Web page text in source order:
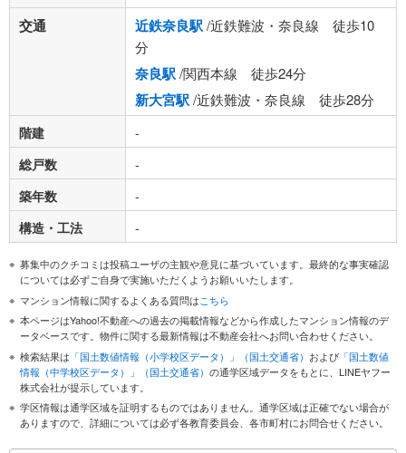
交通 近鉄奈良駅/近鉄難波・奈良線 徒歩10
分
奈良駅/関西本線 徒歩24分
新大宮駅/近鉄難波・奈良線 徒歩28分
階建
-
総戸数
-
築年数
-
構造・工法
-
募集中のクチコミは投稿ユーザの主観や意見に基づいています。最終的な事実確認
については必ずご自身で実施いただくようお願いいたします。
マンション情報に関するよくある質問はこちら
本ページはYahoo!不動産への過去の掲載情報などから作成したマンション情報のデ
ータベースです。物件に関する最新情報は不動産会社へお問い合わせください。
検索結果は 「国土数値情報（小学校区データ）」（国土交通省） および 「国土数値
情報（中学校区データ）」（国土交通省） の通学区域データをもとに、LINEヤフー
株式会社が提示しています。
学区情報は通学区域を証明するものではありません。通学区域は正確でない場合が
ありますので、詳細については必ず各教育委員会、各市町村にお問合せください。